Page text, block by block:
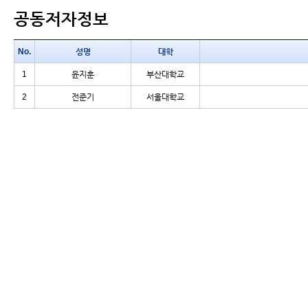
공동저자정보
No. 성명 대학
1 윤지훈 부산대학교
2 전준기 서울대학교